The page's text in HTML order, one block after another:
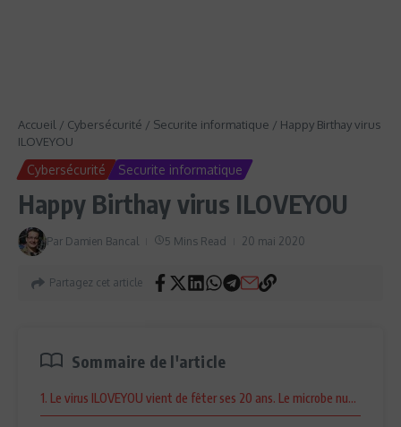
Accueil / Cybersécurité / Securite informatique / Happy Birthay virus
ILOVEYOU
Cybersécurité Securite informatique
Happy Birthay virus ILOVEYOU
Par Damien Bancal 5 Mins Read 20 mai 2020
Partagez cet article
Sommaire de l'article
1. Le virus ILOVEYOU vient de fêter ses 20 ans. Le microbe